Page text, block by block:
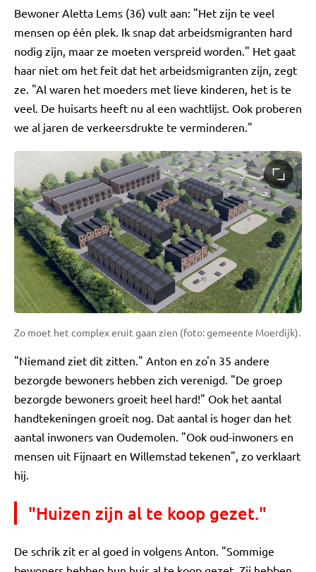
Bewoner Aletta Lems (36) vult aan: "Het zijn te veel
mensen op één plek. Ik snap dat arbeidsmigranten hard
nodig zijn, maar ze moeten verspreid worden." Het gaat
haar niet om het feit dat het arbeidsmigranten zijn, zegt
ze. "Al waren het moeders met lieve kinderen, het is te
veel. De huisarts heeft nu al een wachtlijst. Ook proberen
we al jaren de verkeersdrukte te verminderen."
Zo moet het complex eruit gaan zien (foto: gemeente Moerdijk).
"Niemand ziet dit zitten." Anton en zo'n 35 andere
bezorgde bewoners hebben zich verenigd. "De groep
bezorgde bewoners groeit heel hard!" Ook het aantal
handtekeningen groeit nog. Dat aantal is hoger dan het
aantal inwoners van Oudemolen. "Ook oud-inwoners en
mensen uit Fijnaart en Willemstad tekenen", zo verklaart
hij.
"Huizen zijn al te koop gezet."
De schrik zit er al goed in volgens Anton. "Sommige